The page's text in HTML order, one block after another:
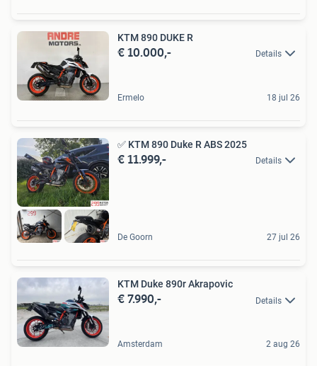
KTM 890 DUKE R
€ 10.000,- Details
Ermelo 18 jul 26
✅️ KTM 890 Duke R ABS 2025
€ 11.999,- Details
De Goorn 27 jul 26
KTM Duke 890r Akrapovic
€ 7.990,- Details
Amsterdam 2 aug 26